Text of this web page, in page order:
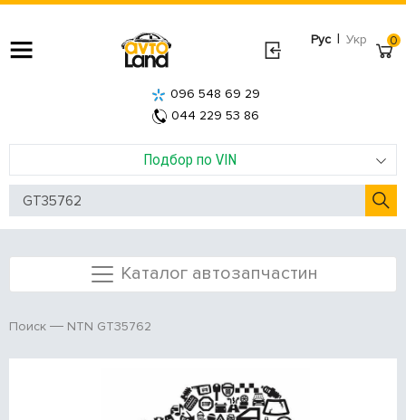
Рус | Укр
Подбор по VIN
096 548 69 29
044 229 53 86
0
Каталог автозапчастин
Поиск NTN GT35762